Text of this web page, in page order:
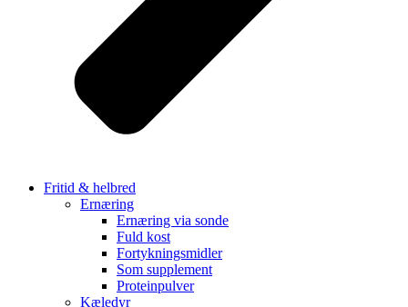
Fritid & helbred
Ernæring
Ernæring via sonde
Fuld kost
Fortykningsmidler
Som supplement
Proteinpulver
Kæledyr